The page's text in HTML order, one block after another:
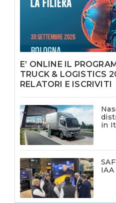
E’ ONLINE IL
TRUCK & LOGISTICS
RELATORI E ISCRIVITI
in